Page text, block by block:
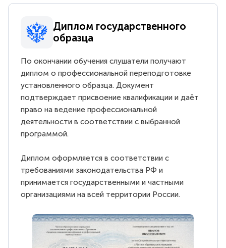
Диплом государственного
образца
По окончании обучения слушатели получают
диплом о профессиональной переподготовке
установленного образца. Документ
подтверждает присвоение квалификации и даёт
право на ведение профессиональной
деятельности в соответствии с выбранной
программой.
Диплом оформляется в соответствии с
требованиями законодательства РФ и
принимается государственными и частными
организациями на всей территории России.